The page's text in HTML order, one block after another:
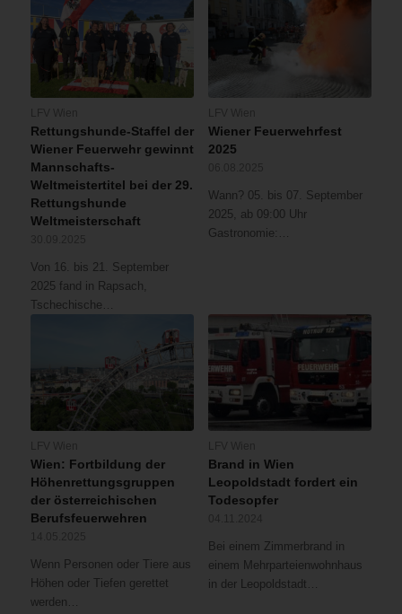
Rettungshunde-Staffel der
Wiener Feuerwehr gewinnt
Mannschafts-
Weltmeistertitel bei der 29.
Rettungshunde
Weltmeisterschaft
Von 16. bis 21. September
2025 fand in Rapsach,
Tschechische…
Wiener Feuerwehrfest
2025
Wann? 05. bis 07. September
2025, ab 09:00 Uhr
Gastronomie:…
Wien: Fortbildung der
Höhenrettungsgruppen
der österreichischen
Berufsfeuerwehren
Wenn Personen oder Tiere aus
Höhen oder Tiefen gerettet
werden…
Brand in Wien
Leopoldstadt fordert ein
Todesopfer
Bei einem Zimmerbrand in
einem Mehrparteienwohnhaus
in der Leopoldstadt…